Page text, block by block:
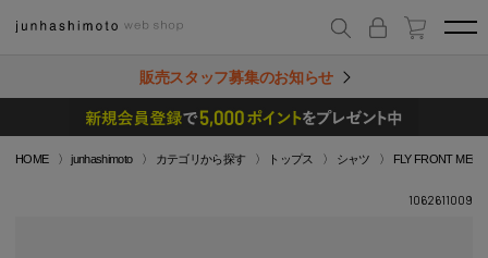
販売スタッフ募集のお知らせ
HOME junhashimoto カテゴリから探す トップス シャツ FLY FRONT
1062611009